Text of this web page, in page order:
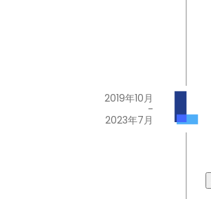
2019年10月
-
2023年7月